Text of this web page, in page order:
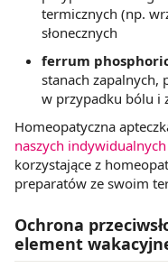
termicznych (np.
słonecznych
ferrum
stanach zapalnych,
w przypadku bólu i
Homeopatyczna
naszych
korzystające z
preparatów ze swoim
Ochrona
element